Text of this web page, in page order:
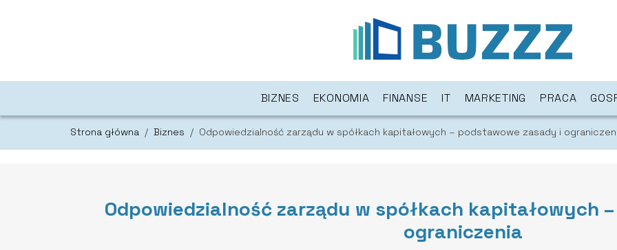
BIZNES EKONOMIA FINANSE IT MARKETING PRACA
Strona główna / Biznes / Odpowiedzialność zarządu w spółkach kapitałowych – podstawowe zasady i
Odpowiedzialność zarządu w spółkach kapitałowych
ograniczenia